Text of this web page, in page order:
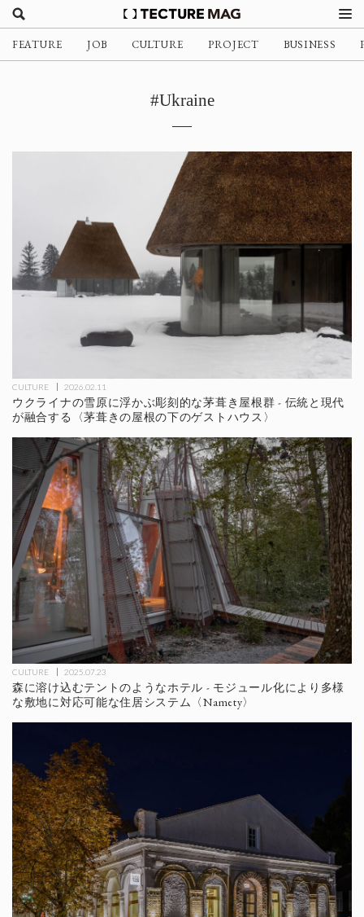
FEATURE JOB CULTURE PROJECT BUSINESS
#Ukraine
CULTURE 2026.02.11
ウクライナの雪原に浮かぶ彫刻的な茅葺き屋根群 - 伝統と現代
が融合する〈茅葺きの屋根の下のゲストハウス〉
CULTURE 2025.07.23
森に溶け込むテントのようなホテル - モジュール化により多様
な敷地に対応可能な住居システム〈Namety〉